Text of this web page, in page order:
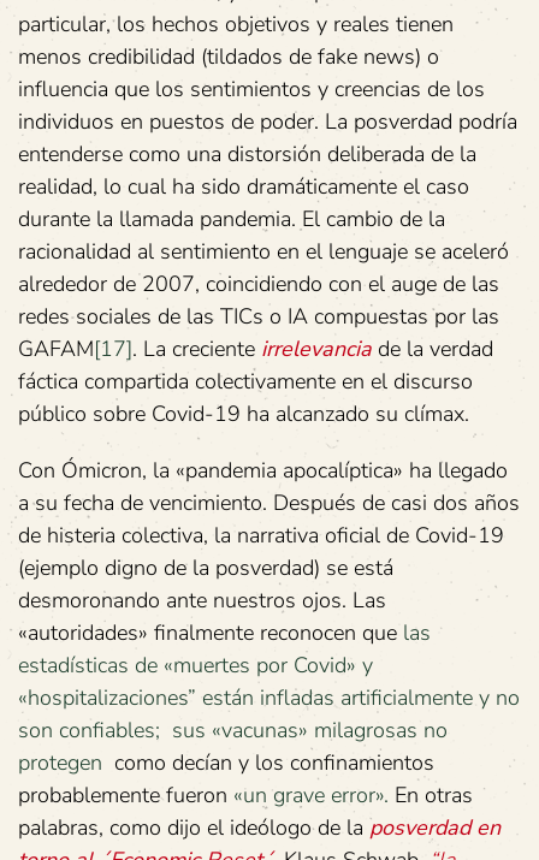
particular, los hechos objetivos y reales tienen
menos credibilidad (tildados de fake news) o
influencia que los sentimientos y creencias de los
individuos en puestos de poder. La posverdad podría
entenderse como una distorsión deliberada de la
realidad, lo cual ha sido dramáticamente el caso
durante la llamada pandemia. El cambio de la
racionalidad al sentimiento en el lenguaje se aceleró
alrededor de 2007, coincidiendo con el auge de las
redes sociales de las TICs o IA compuestas por las
GAFAM[17]. La creciente irrelevancia de la verdad
fáctica compartida colectivamente en el discurso
público sobre Covid-19 ha alcanzado su clímax.
Con Ómicron, la «pandemia apocalíptica» ha llegado
a su fecha de vencimiento. Después de casi dos años
de histeria colectiva, la narrativa oficial de Covid-19
(ejemplo digno de la posverdad) se está
desmoronando ante nuestros ojos. Las
«autoridades» finalmente reconocen que las
estadísticas de «muertes por Covid» y
«hospitalizaciones” están infladas artificialmente y no
son confiables; sus «vacunas» milagrosas no
protegen como decían y los confinamientos
probablemente fueron «un grave error». En otras
palabras, como dijo el ideólogo de la posverdad en